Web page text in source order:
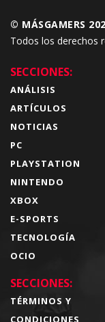
© MÁSGAMERS
Todos los derechos
SECCIONES:
ANÁLISIS
ARTÍCULOS
NOTICIAS
PC
PLAYSTATION
NINTENDO
XBOX
E-SPORTS
TECNOLOGÍA
OCIO
SECCIONES:
TÉRMINOS Y
CONDICIONES